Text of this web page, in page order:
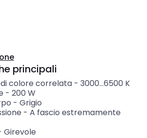
principali
colore correlata- 3000...6500 K
- 200 W
- Grigio
- A fascio estremamente
Girevole